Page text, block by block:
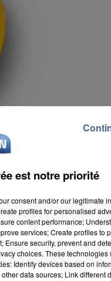
est notre priorité
consent and/or our legitimate
profiles for personalised
content performance;
services; Create profiles to
security, prevent and
choices. These technologies
Identify devices based on
data sources; Link different